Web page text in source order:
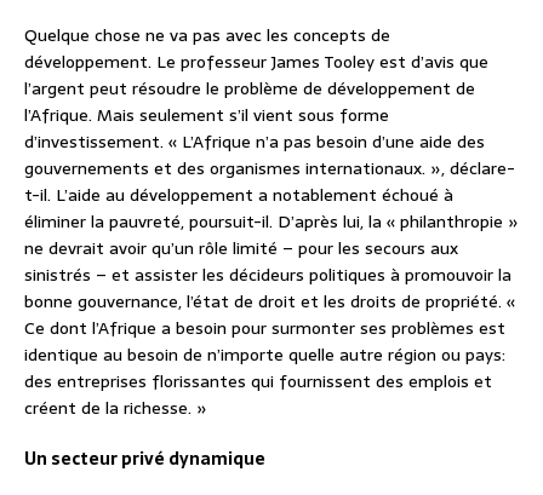
Quelque chose ne va pas avec les concepts de
développement. Le professeur James Tooley est d’avis que
l’argent peut résoudre le problème de développement de
l’Afrique. Mais seulement s’il vient sous forme
d’investissement. « L’Afrique n’a pas besoin d’une aide des
gouvernements et des organismes internationaux. », déclare-
t-il. L’aide au développement a notablement échoué à
éliminer la pauvreté, poursuit-il. D’après lui, la « philanthropie »
ne devrait avoir qu’un rôle limité – pour les secours aux
sinistrés – et assister les décideurs politiques à promouvoir la
bonne gouvernance, l’état de droit et les droits de propriété. «
Ce dont l’Afrique a besoin pour surmonter ses problèmes est
identique au besoin de n’importe quelle autre région ou pays:
des entreprises florissantes qui fournissent des emplois et
créent de la richesse. »
Un secteur privé dynamique